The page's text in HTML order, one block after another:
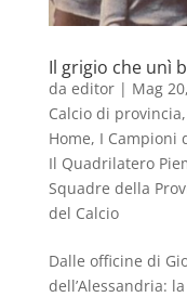
Il grigio che unì
da editor| Mag
Calcio di provincia,
Home, I Campioni
Il Quadrilatero
Squadre della
del Calcio
Dalle officine di
dell’Alessandria: